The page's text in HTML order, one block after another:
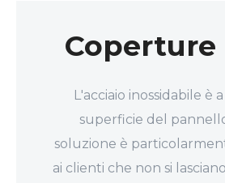
Coperture
L'acciaio inossidabile è
superficie del
soluzione è
ai clienti che non si